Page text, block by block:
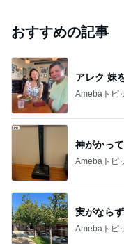
おすすめの記事
アレク 妹
Amebaトピ
神がかっ
Amebaトピ
実がなら
Amebaトピ